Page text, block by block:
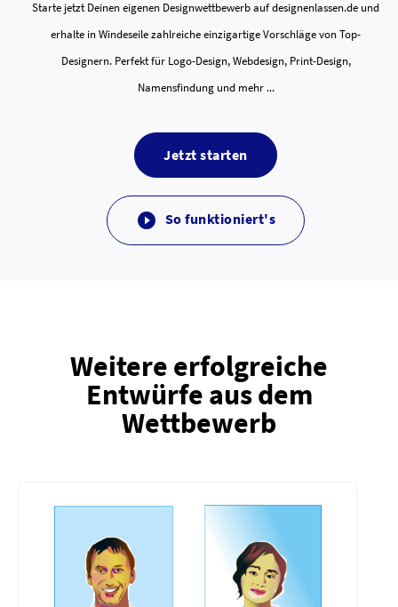
Starte jetzt Deinen eigenen Designwettbewerb auf designenlassen.de und
erhalte in Windeseile zahlreiche einzigartige Vorschläge von Top-
Designern. Perfekt für Logo-Design, Webdesign, Print-Design,
Namensfindung und mehr ...
Jetzt starten
 So funktioniert's
Weitere erfolgreiche
Entwürfe aus dem
Wettbewerb